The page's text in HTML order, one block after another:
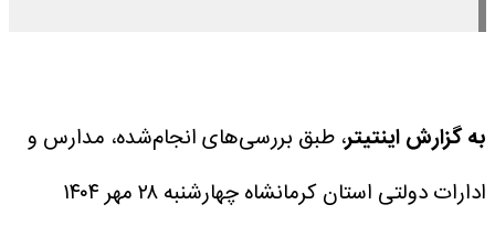
به گزارش اینتیتر، طبق بررسی‌های انجام‌شده، مدارس و
ادارات دولتی استان کرمانشاه چهارشنبه ۲۸ مهر ۱۴۰۴